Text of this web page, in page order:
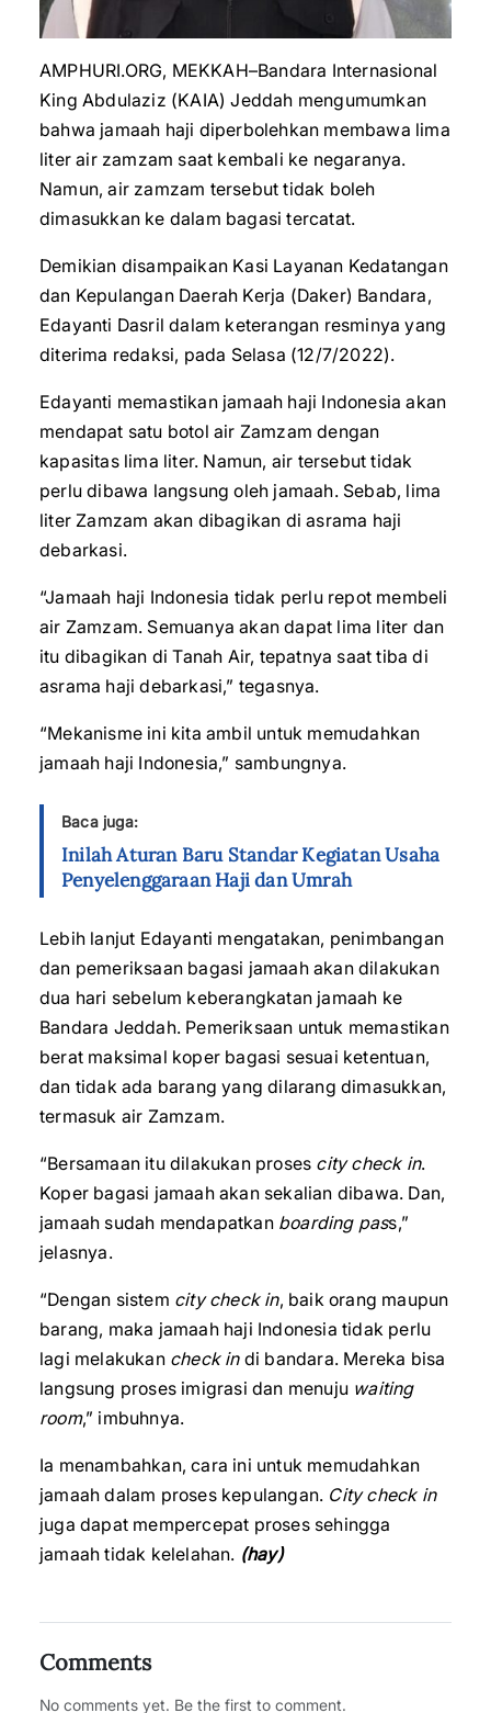
AMPHURI.ORG, MEKKAH–Bandara Internasional
King Abdulaziz (KAIA) Jeddah mengumumkan
bahwa jamaah haji diperbolehkan membawa lima
liter air zamzam saat kembali ke negaranya.
Namun, air zamzam tersebut tidak boleh
dimasukkan ke dalam bagasi tercatat.
Demikian disampaikan Kasi Layanan Kedatangan
dan Kepulangan Daerah Kerja (Daker) Bandara,
Edayanti Dasril dalam keterangan resminya yang
diterima redaksi, pada Selasa (12/7/2022).
Edayanti memastikan jamaah haji Indonesia akan
mendapat satu botol air Zamzam dengan
kapasitas lima liter. Namun, air tersebut tidak
perlu dibawa langsung oleh jamaah. Sebab, lima
liter Zamzam akan dibagikan di asrama haji
debarkasi.
“Jamaah haji Indonesia tidak perlu repot membeli
air Zamzam. Semuanya akan dapat lima liter dan
itu dibagikan di Tanah Air, tepatnya saat tiba di
asrama haji debarkasi,” tegasnya.
“Mekanisme ini kita ambil untuk memudahkan
jamaah haji Indonesia,” sambungnya.
Baca juga:
Inilah Aturan Baru Standar Kegiatan Usaha
Penyelenggaraan Haji dan Umrah
Lebih lanjut Edayanti mengatakan, penimbangan
dan pemeriksaan bagasi jamaah akan dilakukan
dua hari sebelum keberangkatan jamaah ke
Bandara Jeddah. Pemeriksaan untuk memastikan
berat maksimal koper bagasi sesuai ketentuan,
dan tidak ada barang yang dilarang dimasukkan,
termasuk air Zamzam.
“Bersamaan itu dilakukan proses city check in.
Koper bagasi jamaah akan sekalian dibawa. Dan,
jamaah sudah mendapatkan boarding pass,”
jelasnya.
“Dengan sistem city check in, baik orang maupun
barang, maka jamaah haji Indonesia tidak perlu
lagi melakukan check indi bandara. Mereka bisa
langsung proses imigrasi dan menuju waiting
room,” imbuhnya.
Ia menambahkan, cara ini untuk memudahkan
jamaah dalam proses kepulangan. City check in
juga dapat mempercepat proses sehingga
jamaah tidak kelelahan. (hay)
Comments
No comments yet. Be the first to comment.